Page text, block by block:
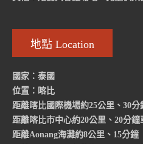
地點 Location
國家：泰國
位置：喀比
距離喀比國際機場約25公里、30分
距離喀比市中心約20公里、20分鐘
距離Aonang海灘約8公里、15分鐘